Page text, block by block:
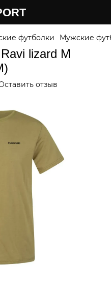
футболки Мужские
lizard M
отзыв